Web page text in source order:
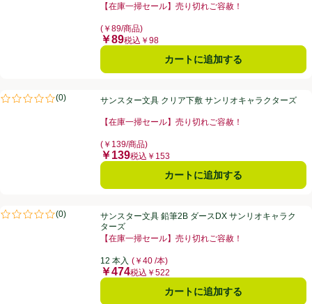
【在庫一掃セール】売り切れご容赦！
(￥89/商品)
価格
￥89税込￥98
カートに追加する
サンスター文具 クリア下敷 サンリオキャラクターズ
(0)
評価は0件のレビューで5点中0.0点。サンスター文具 クリア下敷 サンリオキャラクターズ
【在庫一掃セール】売り切れご容赦！
(￥139/商品)
価格
￥139税込￥153
カートに追加する
サンスター文具 鉛筆2B ダースDX サンリオキャラクターズ
(0)
評価は0件のレビューで5点中0.0点。サンスター文具 鉛筆2B ダースDX サンリオキャラク
ターズ
【在庫一掃セール】売り切れご容赦！
12 本入 (￥40 /本)
価格
￥474税込￥522
カートに追加する